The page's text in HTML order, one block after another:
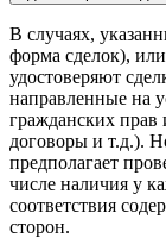
В случаях,
форма сделок),
удостоверяют
направленные на
гражданских прав
договоры и т.д.).
предполагает
числе наличия у
соответствия
сторон.